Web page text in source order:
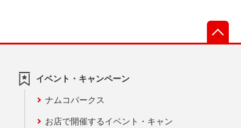
イベント・キャンペーン
ナムコパークス
お店で開催するイベント・キャン